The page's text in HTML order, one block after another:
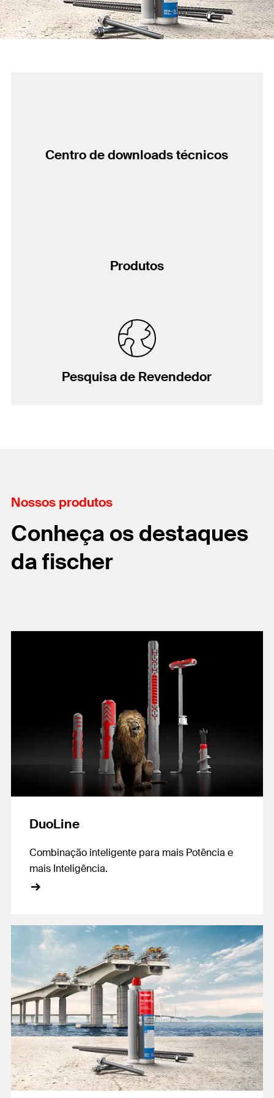
Centro de downloads técnicos
Produtos
Pesquisa de Revendedor
Nossos produtos
Conheça os destaques
da fischer
DuoLine
Combinação inteligente para mais Potência e
mais Inteligência.